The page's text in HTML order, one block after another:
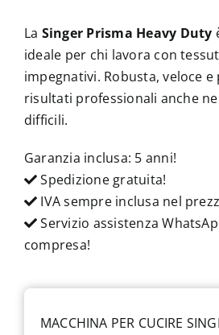
La Singer Prisma Heavy Duty
ideale per chi lavora con
impegnativi. Robusta, veloce
risultati professionali anche
difficili.
Garanzia inclusa: 5 anni!
Spedizione gratuita!
IVA sempre inclusa nel
Servizio assistenza
compresa!
MACCHINA PER CUCIRE